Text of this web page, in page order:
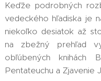
Keďže podrobných
vedeckého hľadiska je
niekoľko desiatok až
na zbežný prehľad
obľúbených knihách
Pentateuchu a Zjavenie